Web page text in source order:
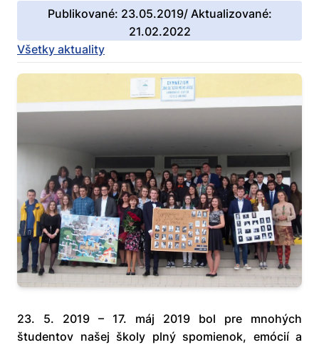
Publikované: 23.05.2019/ Aktualizované:
21.02.2022
Všetky aktuality
23. 5. 2019 – 17. máj 2019 bol pre mnohých
študentov našej školy plný spomienok, emócií a